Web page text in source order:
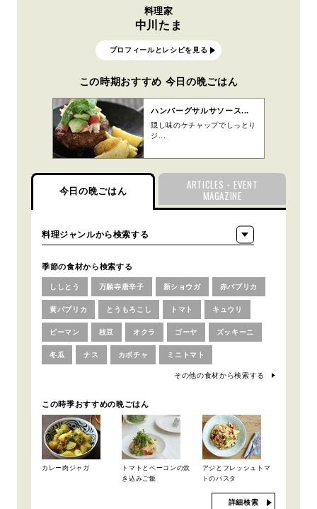
料理家
中川たま
プロフィールとレシピを見る
この時期おすすめ 今日の晩ごはん
ハンバーグサルサソース...
隠し味のケチャップでしっとり
ジ...
今日の晩ごはん
ARTICLES・EVENT
MAGAZINE
季節の食材から検索する
ししとう 万願寺唐辛子 新ショウガ 赤パプリカ
黄パプリカ とうもろこし トマト キュウリ
ピーマン 枝豆 オクラ ゴーヤ ズッキーニ
冬瓜 ナス カボチャ ミニトマト
その他の食材から検索する
この時季おすすめの晩ごはん
カレー肉ジャガ
トマトとベーコンの炊
き込みご飯
アジとフレッシュトマ
トのパスタ
詳細検索